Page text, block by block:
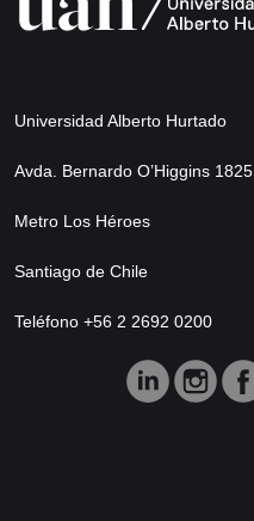
Universidad Alberto Hurtado
Avda. Bernardo O’Higgins 1825
Metro Los Héroes
Santiago de Chile
Teléfono +56 2 2692 0200